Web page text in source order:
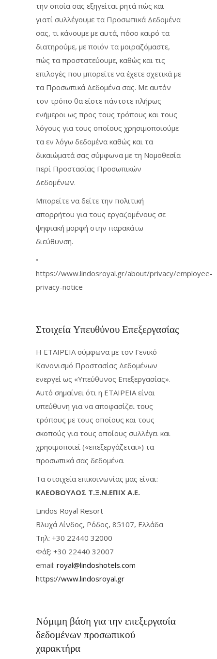
την οποία σας εξηγείται ρητά πώς και
γιατί συλλέγουμε τα Προσωπικά Δεδομένα
σας, τι κάνουμε με αυτά, πόσο καιρό τα
διατηρούμε, με ποιόν τα μοιραζόμαστε,
πώς τα προστατεύουμε, καθώς και τις
επιλογές που μπορείτε να έχετε σχετικά με
τα Προσωπικά Δεδομένα σας. Με αυτόν
τον τρόπο θα είστε πάντοτε πλήρως
ενήμεροι ως προς τους τρόπους και τους
λόγους για τους οποίους χρησιμοποιούμε
τα εν λόγω δεδομένα καθώς και τα
δικαιώματά σας σύμφωνα με τη Νομοθεσία
περί Προστασίας Προσωπικών
Δεδομένων.
Μπορείτε να δείτε την πολιτική
απορρήτου για τους εργαζομένους σε
ψηφιακή μορφή στην παρακάτω
διεύθυνση.
•
https://www.lindosroyal.gr/about/privacy/employee-
privacy-notice
Στοιχεία Υπευθύνου Επεξεργασίας
Η ΕΤΑΙΡΕΙΑ σύμφωνα με τον Γενικό
Κανονισμό Προστασίας Δεδομένων
ενεργεί ως «Υπεύθυνος Επεξεργασίας».
Αυτό σημαίνει ότι η ΕΤΑΙΡΕΙΑ είναι
υπεύθυνη για να αποφασίζει τους
τρόπους με τους οποίους και τους
σκοπούς για τους οποίους συλλέγει και
χρησιμοποιεί («επεξεργάζεται») τα
προσωπικά σας δεδομένα.
Τα στοιχεία επικοινωνίας μας είναι:
ΚΛΕΟΒΟΥΛΟΣ Τ.Ξ.Ν.ΕΠΙΧ Α.Ε.
Lindos Royal Resort
Βλυχά Λίνδος, Ρόδος, 85107, Ελλάδα
Τηλ: +30 22440 32000
Φάξ: +30 22440 32007
email: royal@lindoshotels.com
https://www.lindosroyal.gr
Νόμιμη βάση για την επεξεργασία
δεδομένων προσωπικού
χαρακτήρα